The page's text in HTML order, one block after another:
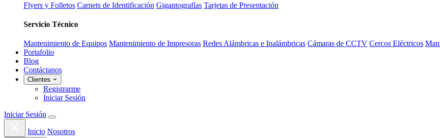
Flyers y Folletos Carnets de Identificación Gigantografías Tarjetas de Presentación
Servicio Técnico
Mantenimiento de Equipos Mantenimiento de Impresoras Redes Alámbricas e Inalámbricas Cámaras de CCTV Cercos Eléctricos
Portafolio
Blog
Contáctanos
Clientes
Registrarme
Iniciar Sesión
Iniciar Sesión
Inicio Nosotros